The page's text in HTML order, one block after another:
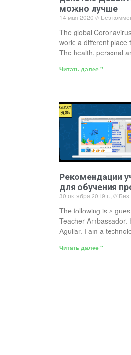
можно лучше
14 мая 2020 Без
The global
world a different place
The health, personal
Читать далее "
Рекомендации
для обучения
30 октября 2019 г., Без
The following is a
Teacher Ambassador.
Aguilar. I am a
Читать далее "